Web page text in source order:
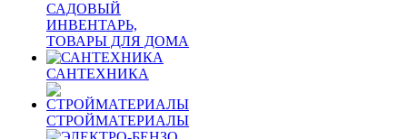
САДОВЫЙ
ИНВЕНТАРЬ,
ТОВАРЫ ДЛЯ ДОМА
САНТЕХНИКА
СТРОЙМАТЕРИАЛЫ